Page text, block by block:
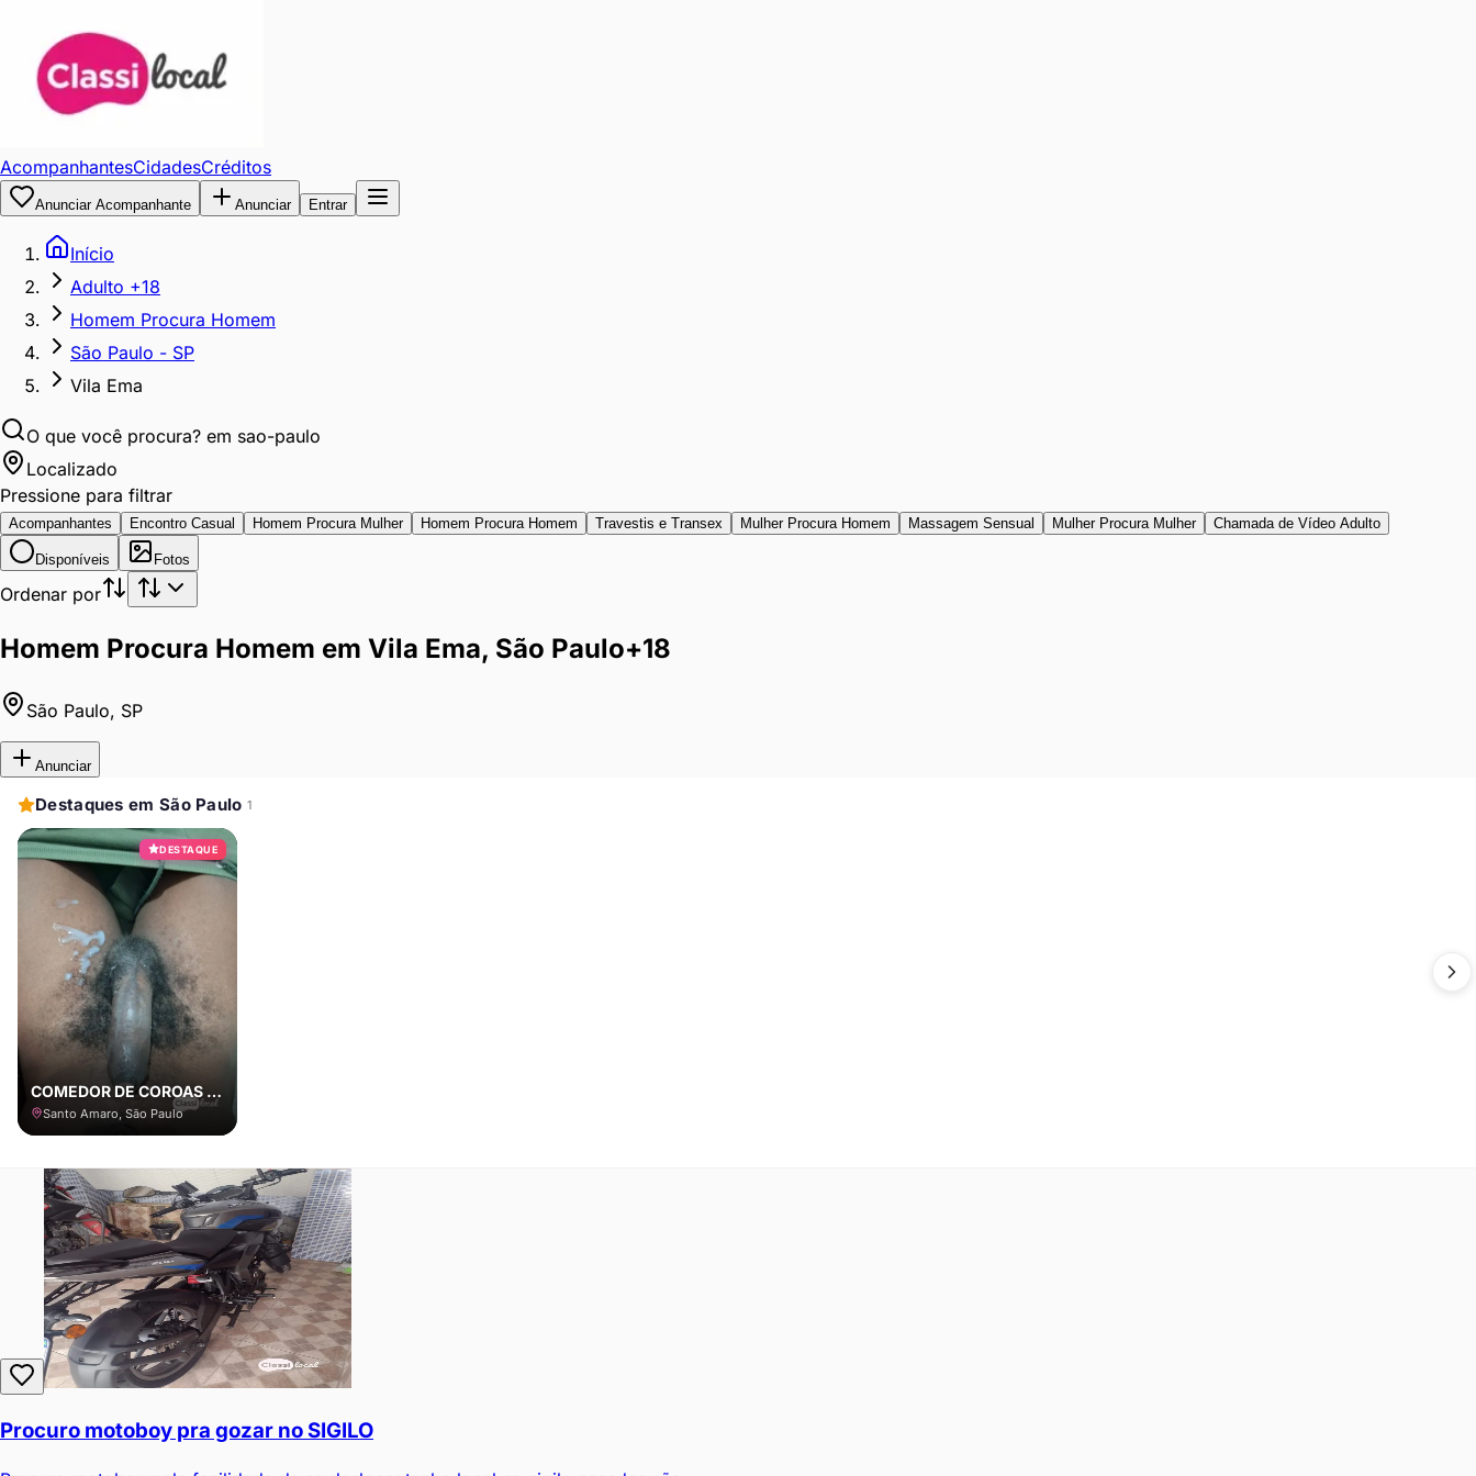
AcompanhantesCidadesCréditos
Anunciar Acompanhante Anunciar Entrar
Início
Adulto +18
Homem Procura Homem
São Paulo - SP
Vila Ema
O que você procura? em sao-paulo
Localizado
Pressione para filtrar
Acompanhantes Encontro Casual Homem Procura Mulher Homem Procura Homem Travestis e Transex Mulher Procura Homem Massagem Sensual Mulher Procura Mulher Chamada de Vídeo Adulto
Disponíveis Fotos
Ordenar por
Homem Procura Homem em Vila Ema, São Paulo+18
São Paulo, SP
Anunciar
Destaques em São Paulo 1
DESTAQUE
COMEDOR DE COROAS E CASADOS COM LOCAL
Santo Amaro, São Paulo
Procuro motoboy pra gozar no SIGILO